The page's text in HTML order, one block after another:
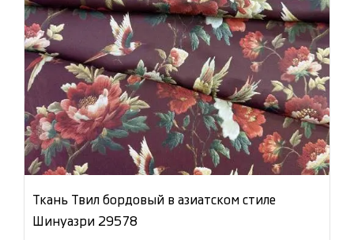
Ткань Твил бордовый в азиатском стиле
Шинуазри 29578